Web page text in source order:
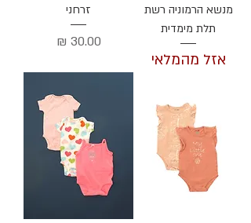
מנשא הרמוניה רשת
תלת מימדית
אזל מהמלאי
זרחני
מחיר